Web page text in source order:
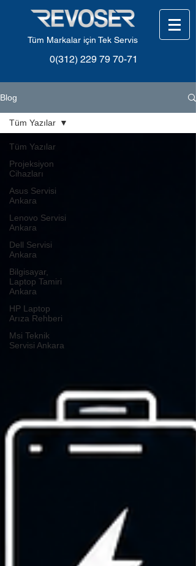
Tüm Markalar için Tek Servis
0(312) 229 79 70-71
Blog
Tüm Yazılar
Projeksiyon
Cihazları
Asus Servisi
Ankara
Lenovo Servisi
Ankara
Dell Servisi
Ankara
Bilgisayar,
Laptop Tamiri
Ankara
HP Laptop
Arıza Rehberi
Msi Teknik
Servisi Ankara
Tüm Yazılar